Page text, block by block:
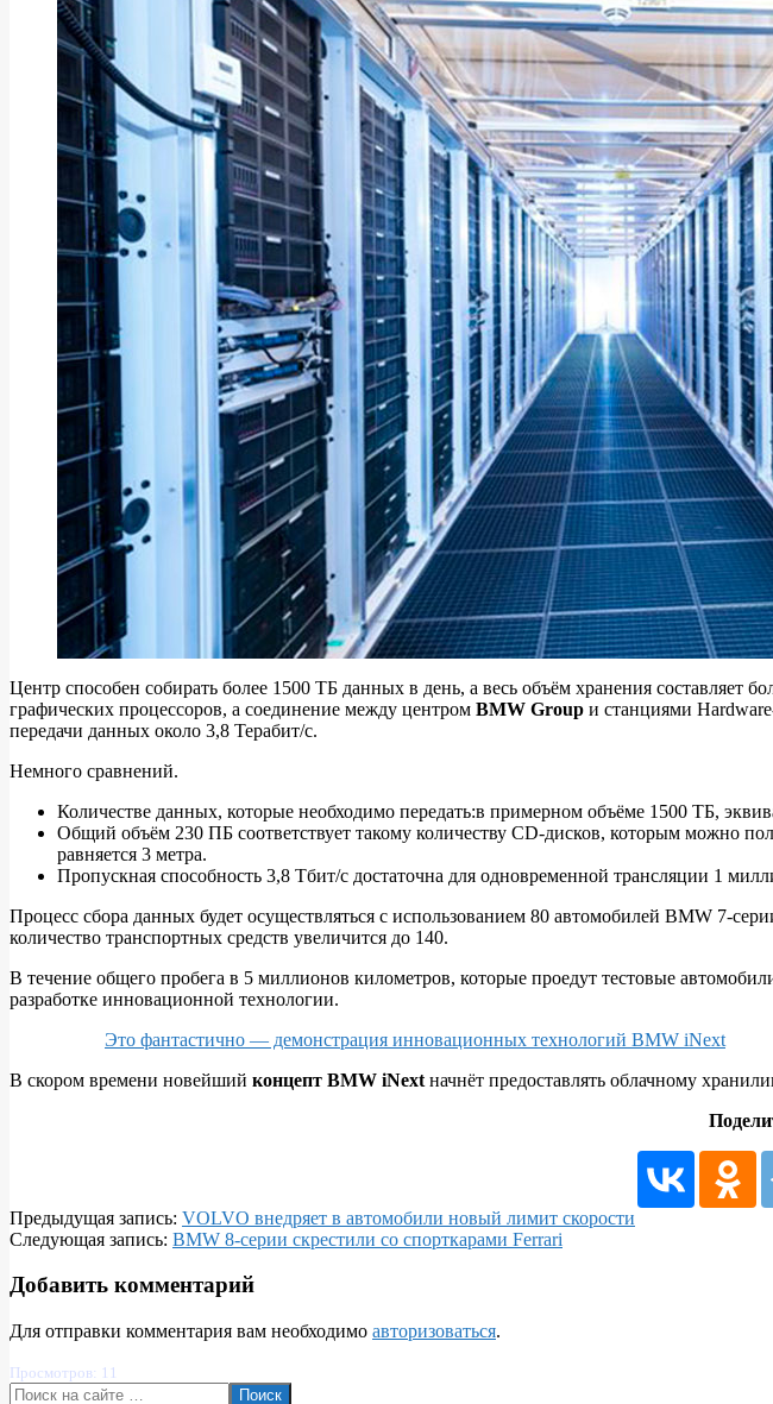
Центр способен собирать более 1500 ТБ данных в день, а весь объём хранения составляет
графических процессоров, а соединение между центром BMW Group и станциями
передачи данных около 3,8 Терабит/с.
Немного сравнений.
Количестве данных, которые необходимо передать:в примерном объёме 1500 ТБ,
Общий объём 230 ПБ соответствует такому количеству CD-дисков, которым можно
равняется 3 метра.
Пропускная способность 3,8 Тбит/с достаточна для одновременной трансляции 1
Процесс сбора данных будет осуществляться с использованием 80 автомобилей BMW 7-
количество транспортных средств увеличится до 140.
В течение общего пробега в 5 миллионов километров, которые проедут тестовые
разработке инновационной технологии.
Это фантастично — демонстрация инновационных технологий BMW iNext
В скором времени новейший концепт BMW iNext начнёт предоставлять облачному
2019-
03-
Предыдущая запись: VOLVO внедряет в автомобили новый лимит скорости
Следующая запись: BMW 8-серии скрестили со спорткарами Ferrari
Добавить комментарий
Для отправки комментария вам необходимо авторизоваться.
Просмотров: 11
Поиск